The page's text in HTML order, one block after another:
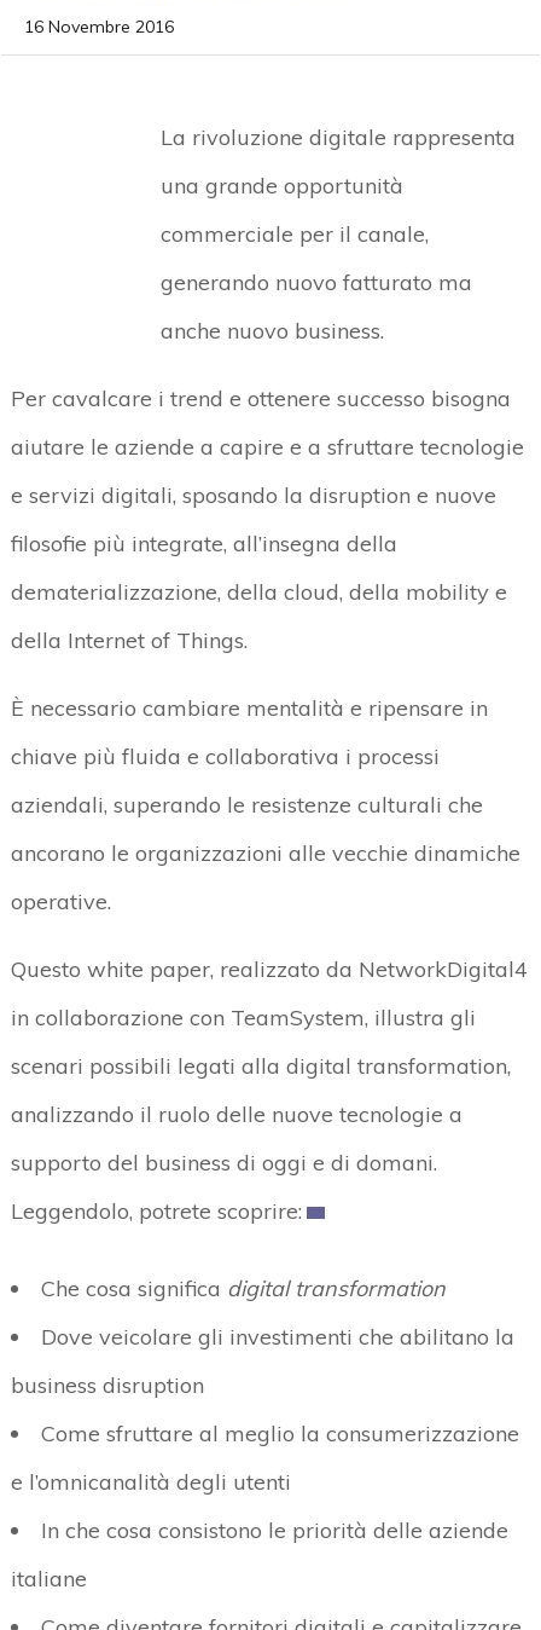
16 Novembre 2016
La rivoluzione digitale rappresenta
una grande opportunità
commerciale per il canale,
generando nuovo fatturato ma
anche nuovo business.
Per cavalcare i trend e ottenere successo bisogna
aiutare le aziende a capire e a sfruttare tecnologie
e servizi digitali, sposando la disruption e nuove
filosofie più integrate, all’insegna della
dematerializzazione, della cloud, della mobility e
della Internet of Things.
È necessario cambiare mentalità e ripensare in
chiave più fluida e collaborativa i processi
aziendali, superando le resistenze culturali che
ancorano le organizzazioni alle vecchie dinamiche
operative.
Questo white paper, realizzato da NetworkDigital4
in collaborazione con TeamSystem, illustra gli
scenari possibili legati alla digital transformation,
analizzando il ruolo delle nuove tecnologie a
supporto del business di oggi e di domani.
Leggendolo, potrete scoprire:
Che cosa significa digital transformation
Dove veicolare gli investimenti che abilitano la
business disruption
Come sfruttare al meglio la consumerizzazione
e l’omnicanalità degli utenti
In che cosa consistono le priorità delle aziende
italiane